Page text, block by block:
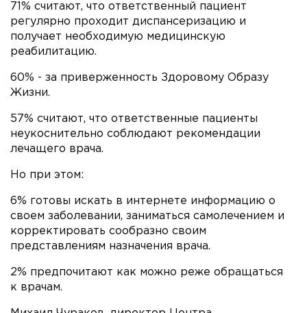
71% считают, что ответственный пациент
регулярно проходит диспансеризацию и
получает необходимую медицинскую
реабилитацию.
60% - за приверженность Здоровому Образу
Жизни.
57% считают, что ответственные пациенты
неукоснительно соблюдают рекомендации
лечащего врача.
Но при этом:
6% готовы искать в интернете информацию о
своем заболевании, заниматься самолечением и
корректировать сообразно своим
представлениям назначения врача.
2% предпочитают как можно реже обращаться
к врачам.